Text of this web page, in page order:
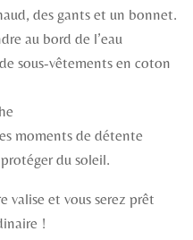
des gants et un bonnet.
au bord de l’eau
sous-vêtements en coton
moments de détente
du soleil.
valise et vous serez prêt
!